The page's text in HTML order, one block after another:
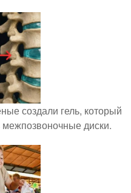
создали гель, который
межпозвоночные диски.